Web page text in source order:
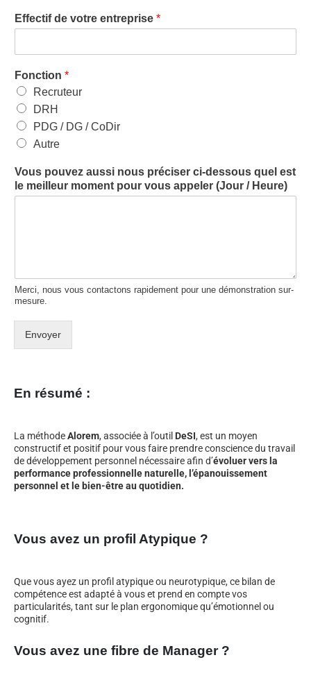
Effectif de votre entreprise *
Fonction *
Recruteur
DRH
PDG / DG / CoDir
Autre
Vous pouvez aussi nous préciser ci-dessous quel est
le meilleur moment pour vous appeler (Jour / Heure)
Merci, nous vous contactons rapidement pour une démonstration sur-
mesure.
Envoyer
En résumé :
La méthodeAlorem, associée à l’outil DeSI, est un moyen
constructif et positif pour vous faire prendre conscience du travail
de développement personnel nécessaire afin d’évoluer vers la
performance professionnelle naturelle, l’épanouissement
personnel et le bien-être au quotidien.
Vous avez un profil Atypique ?
Que vous ayez un profil atypique ou neurotypique, ce bilan de
compétence est adapté à vous et prend en compte vos
particularités, tant sur le plan ergonomique qu’émotionnel ou
cognitif.
Vous avez une fibre de Manager ?